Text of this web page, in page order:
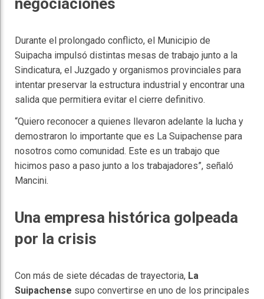
negociaciones
Durante el prolongado conflicto, el Municipio de
Suipacha impulsó distintas mesas de trabajo junto a la
Sindicatura, el Juzgado y organismos provinciales para
intentar preservar la estructura industrial y encontrar una
salida que permitiera evitar el cierre definitivo.
“Quiero reconocer a quienes llevaron adelante la lucha y
demostraron lo importante que es La Suipachense para
nosotros como comunidad. Este es un trabajo que
hicimos paso a paso junto a los trabajadores”, señaló
Mancini.
Una empresa histórica golpeada
por la crisis
Con más de siete décadas de trayectoria, La
Suipachense supo convertirse en uno de los principales